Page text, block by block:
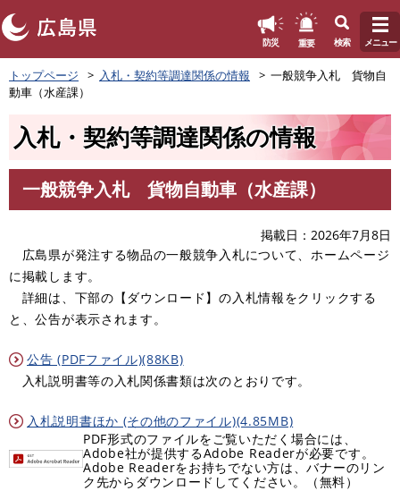
ペ
ー
ジ
。
防災 重要 検索 メニュー
トップページ 入札・契約等調達関係の情報
一般競争入札 貨物自
動車（水産課）
入札・契約等調達関係の情報
文
一般競争入札 貨物自動車（水産課）
掲載日
2026年7月8日
広島県が発注する物品の一般競争入札について、ホームページ
に掲載します。
詳細は、下部の【ダウンロード】の入札情報をクリックする
と、公告が表示されます。
公告 (PDFファイル)(88KB)
入札説明書等の入札関係書類は次のとおりです。
入札説明書ほか (その他のファイル)(4.85MB)
PDF形式のファイルをご覧いただく場合には、
Adobe社が提供するAdobe Readerが必要です。
Adobe Readerをお持ちでない方は、バナーのリン
ク先からダウンロードしてください。（無料）